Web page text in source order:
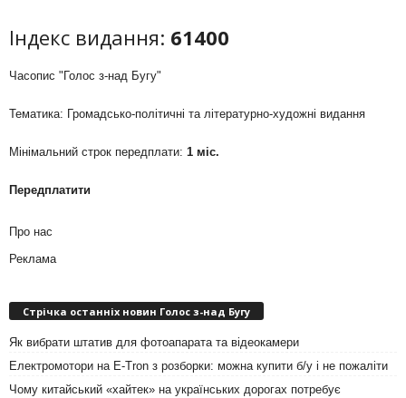
Індекс видання: 61400
Часопис "Голос з-над Бугу"
Тематика: Громадсько-політичні та літературно-художні видання
Мінімальний строк передплати: 1 міс.
Передплатити
Про нас
Реклама
Стрічка останніх новин Голос з-над Бугу
Як вибрати штатив для фотоапарата та відеокамери
Електромотори на E-Tron з розборки: можна купити б/у і не пожаліти
Чому китайський «хайтек» на українських дорогах потребує